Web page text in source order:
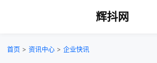
辉抖网
首页 > 资讯中心 > 企业快讯